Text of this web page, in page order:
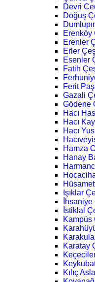
Devri
Doğuş
Erenköy
Erenler
Erler
Esenler
Fatih
Ferit
Gazali
Gödene
Hacı
Hacı
Hacı
Hamza
Hanay
Işıklar
İstiklal
Kampüs
Karatay
Kılıç